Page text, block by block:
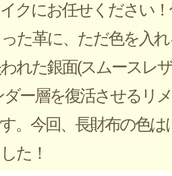
クにお任せください
た革に、ただ色を入
れた銀面(スムースレザ
ー層を復活させるリメ
。今回、長財布の色は
た！